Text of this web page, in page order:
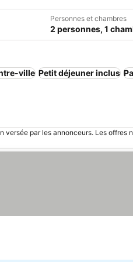
Personnes et chambres
2 personnes, 1
ville Petit déjeuner inclus
versée par les annonceurs. Les offres